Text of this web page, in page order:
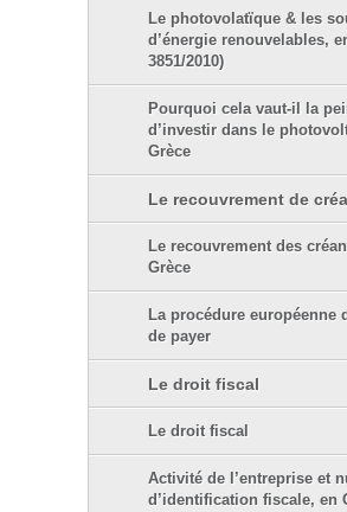
Le photovolatïque & les
d’énergie renouvelables,
3851/2010)
Pourquoi cela vaut-il la
d’investir dans le
Grèce
Le recouvrement de
Le recouvrement des
Grèce
La procédure européenne
de payer
Le droit fiscal
Le droit fiscal
Activité de l’entreprise et
d’identification fiscale, en